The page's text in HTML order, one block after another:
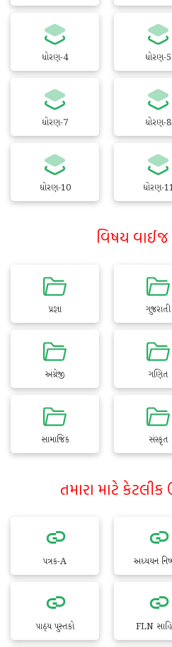
ધોરણ-4 ધોરણ-5
ધોરણ-7 ધોરણ-8
ધોરણ-10 ધોરણ-
વિષય વાઈજ
પ્રજ્ઞા ગુજરાતી
અંગ્રેજી ગણિત
સામાજિક સંસ્કૃત
તમારા માટે કેટલીક
પત્રક-A અધ્યયન
પાઠ્ય પુસ્તકો FLN